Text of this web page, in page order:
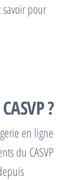
pour
?
en ligne
du CASVP